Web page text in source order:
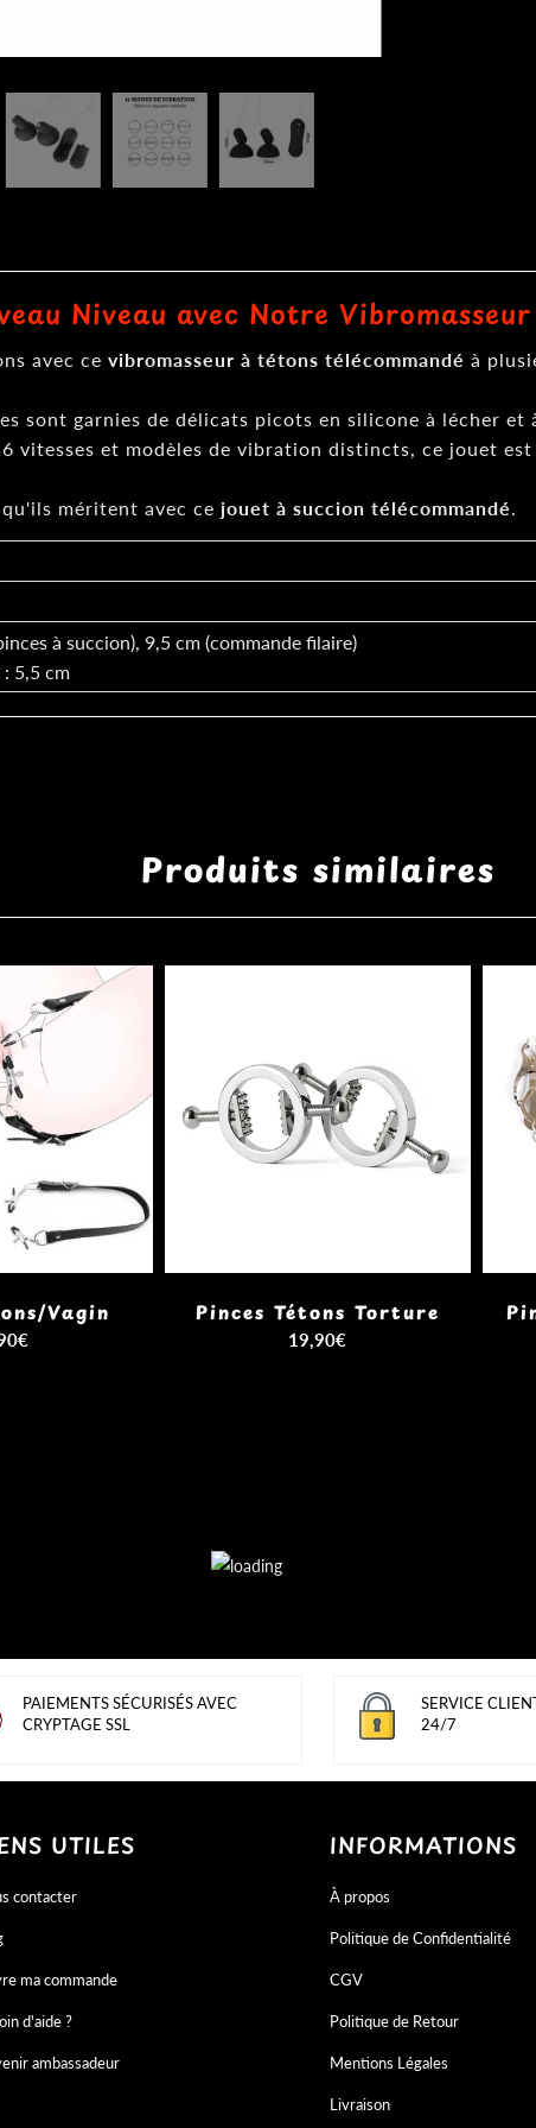
Niveau avec Notre
avec ce vibromasseur à tétons télécommandé à
sont garnies de délicats picots en silicone à lécher
vitesses et modèles de vibration distincts, ce jouet
méritent avec ce jouet à succion télécommandé.
à succion), 9,5 cm (commande filaire)
5,5 cm
Produits similaires
Vagin Pinces Tétons Torture
19,90€
PAIEMENTS SÉCURISÉS AVEC
CRYPTAGE SSL
SERVICE
24/7
UTILES
contacter
ma commande
d'aide ?
ambassadeur
INFORMATIONS
À propos
Politique de Confidentialité
CGV
Politique de Retour
Mentions Légales
Livraison